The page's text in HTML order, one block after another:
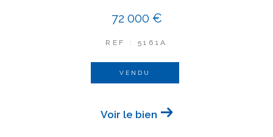
72 000 €
REF : 5161A
VENDU
Voir le bien